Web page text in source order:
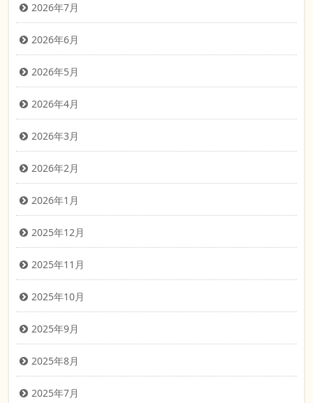
2026年7月
2026年6月
2026年5月
2026年4月
2026年3月
2026年2月
2026年1月
2025年12月
2025年11月
2025年10月
2025年9月
2025年8月
2025年7月